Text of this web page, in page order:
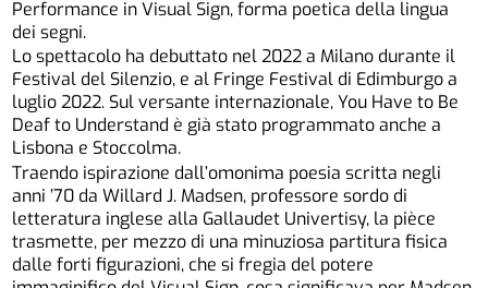
Performance in Visual Sign, forma poetica della lingua
dei segni.
Lo spettacolo ha debuttato nel 2022 a Milano durante il
Festival del Silenzio, e al Fringe Festival di Edimburgo a
luglio 2022. Sul versante internazionale, You Have to Be
Deaf to Understand è già stato programmato anche a
Lisbona e Stoccolma.
Traendo ispirazione dall’omonima poesia scritta negli
anni ’70 da Willard J. Madsen, professore sordo di
letteratura inglese alla Gallaudet Univertisy, la pièce
trasmette, per mezzo di una minuziosa partitura fisica
dalle forti figurazioni, che si fregia del potere